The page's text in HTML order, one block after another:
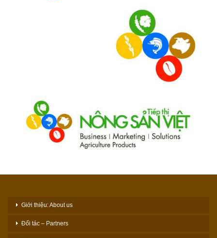
Giới thiệu: About us
Đối tác – Partners